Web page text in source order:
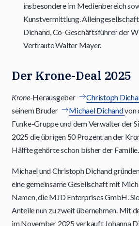
insbesondere im Medienbereich
Kunstvermittlung.
Dichand, Co-Geschäftsführer der
Vertraute Walter Mayer.
Der Krone-Deal 2025
Krone-Herausgeber Christoph
seinem Bruder
Michael Dichandvon
Funke-Gruppe und dem Verwalter der
2025 die übrigen 50 Prozent an der
Hälfte gehörte schon bisher der Familie.
Michael und Christoph Dichand
eine gemeinsame Gesellschaft mit
Namen, die MJD Enterprises GmbH.
Anteile nun zu zweit übernehmen. Mit
im November 2025 verkauft Johanna